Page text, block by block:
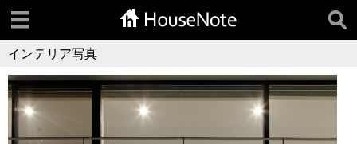
インテリア写真